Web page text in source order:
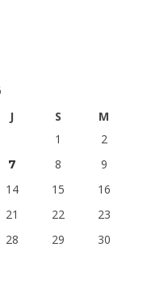
J S
M
1
2
7 8
9
14 15
16
21 22
23
28 29
30